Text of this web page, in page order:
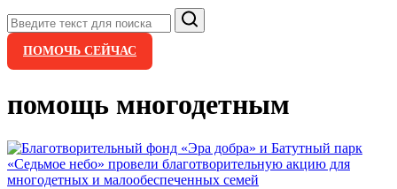
Поиск
ПОМОЧЬ СЕЙЧАС
помощь многодетным